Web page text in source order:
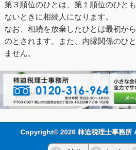
第３順位のひとは、第１順位のひと
ないときに相続人になります。
なお、相続を放棄したひとは最初か
のとされます。また、内縁関係のひ
ません。
Copyright© 2026 柿迫税理士事務所